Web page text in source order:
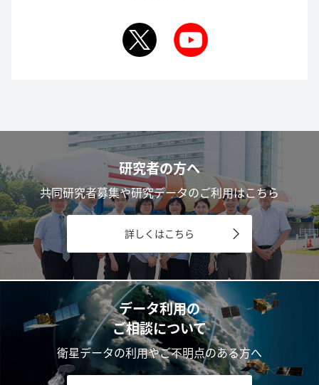
研究者の方へ
共同研究者募集や研究データのご利用はこちら
詳しくはこちら
データ利用の
ご相談について
衛星データの利用やご不明点のある方へ